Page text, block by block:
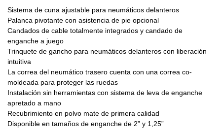
Sistema de cuna ajustable para neumáticos delanteros
Palanca pivotante con asistencia de pie opcional
Candados de cable totalmente integrados y candado de
enganche a juego
Trinquete de gancho para neumáticos delanteros con liberación
intuitiva
La correa del neumático trasero cuenta con una correa co-
moldeada para proteger las ruedas
Instalación sin herramientas con sistema de leva de enganche
apretado a mano
Recubrimiento en polvo mate de primera calidad
Disponible en tamaños de enganche de 2” y 1,25”